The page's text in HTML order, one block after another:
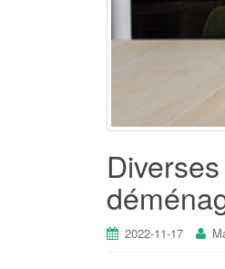
2022-11-17